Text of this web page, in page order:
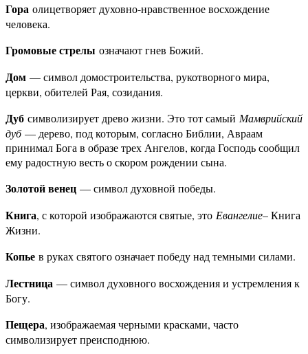
Гора олицетворяет духовно-нравственное восхождение
человека.
Громовые стрелы означают гнев Божий.
Дом — символ домостроительства, рукотворного мира,
церкви, обителей Рая, созидания.
Дуб символизирует древо жизни. Это тот самый Мамврийский
дуб— дерево, под которым, согласно Библии, Авраам
принимал Бога в образе трех Ангелов, когда Господь сообщил
ему радостную весть о скором рождении сына.
Золотой венец — символ духовной победы.
Книга, с которой изображаются святые, это Евангелие– Книга
Жизни.
Копье в руках святого означает победу над темными силами.
Лестница — символ духовного восхождения и устремления к
Богу.
Пещера, изображаемая черными красками, часто
символизирует преисподнюю.